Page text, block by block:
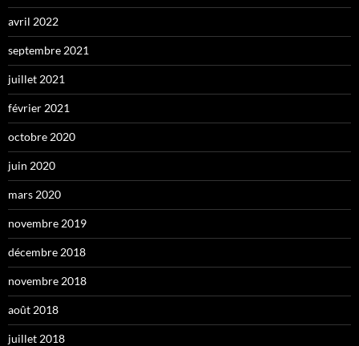
avril 2022
septembre 2021
juillet 2021
février 2021
octobre 2020
juin 2020
mars 2020
novembre 2019
décembre 2018
novembre 2018
août 2018
juillet 2018